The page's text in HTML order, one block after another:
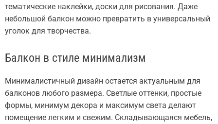
тематические наклейки, доски для рисования. Даже
небольшой балкон можно превратить в универсальный
уголок для творчества.
Балкон в стиле минимализм
Минималистичный дизайн остается актуальным для
балконов любого размера. Светлые оттенки, простые
формы, минимум декора и максимум света делают
помещение легким и свежим. Складывающаяся мебель,